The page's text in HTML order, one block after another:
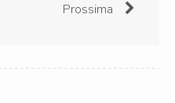
Prossima